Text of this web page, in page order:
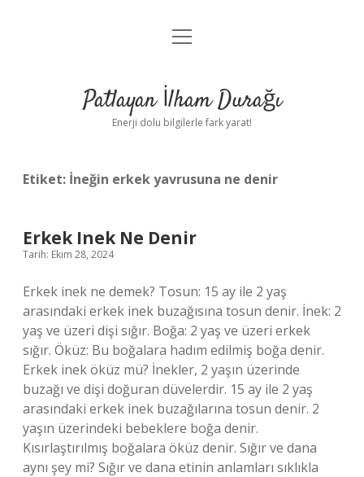
Anasayfa
Yasal Uyarı
menüyü
Patlayan İlham Durağı
Enerji dolu bilgilerle fark yarat!
Etiket: İneğin erkek yavrusuna ne denir
Erkek Inek Ne Denir
Tarih: Ekim 28, 2024
Erkek inek ne demek? Tosun: 15 ay ile 2 yaş
arasındaki erkek inek buzağısına tosun denir. İnek: 2
yaş ve üzeri dişi sığır. Boğa: 2 yaş ve üzeri erkek
sığır. Öküz: Bu boğalara hadım edilmiş boğa denir.
Erkek inek öküz mü? İnekler, 2 yaşın üzerinde
buzağı ve dişi doğuran düvelerdir. 15 ay ile 2 yaş
arasındaki erkek inek buzağılarına tosun denir. 2
yaşın üzerindeki bebeklere boğa denir.
Kısırlaştırılmış boğalara öküz denir. Sığır ve dana
aynı şey mi? Sığır ve dana etinin anlamları sıklıkla